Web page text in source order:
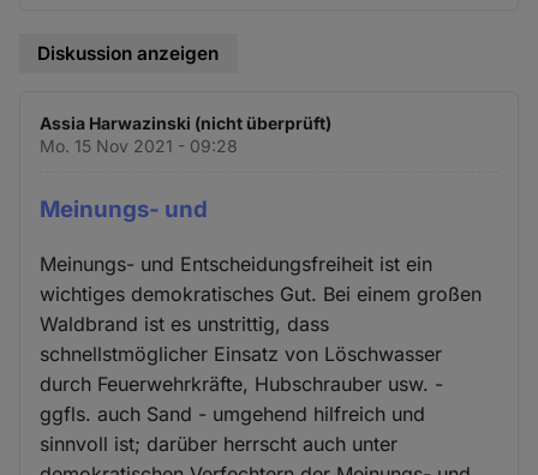
Diskussion anzeigen
Assia Harwazinski (nicht überprüft)
Mo. 15 Nov 2021 - 09:28
Meinungs- und
Meinungs- und Entscheidungsfreiheit ist ein
wichtiges demokratisches Gut. Bei einem großen
Waldbrand ist es unstrittig, dass
schnellstmöglicher Einsatz von Löschwasser
durch Feuerwehrkräfte, Hubschrauber usw. -
ggfls. auch Sand - umgehend hilfreich und
sinnvoll ist; darüber herrscht auch unter